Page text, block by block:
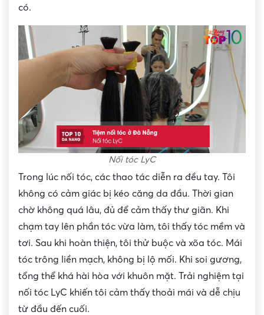
có.
Nối tóc LyC
Trong lúc nối tóc, các thao tác diễn ra đều tay. Tôi
không có cảm giác bị kéo căng da đầu. Thời gian
chờ không quá lâu, đủ để cảm thấy thư giãn. Khi
chạm tay lên phần tóc vừa làm, tôi thấy tóc mềm và
tơi. Sau khi hoàn thiện, tôi thử buộc và xõa tóc. Mái
tóc trông liền mạch, không bị lộ mối. Khi soi gương,
tổng thể khá hài hòa với khuôn mặt. Trải nghiệm tại
nối tóc LyC khiến tôi cảm thấy thoải mái và dễ chịu
từ đầu đến cuối.